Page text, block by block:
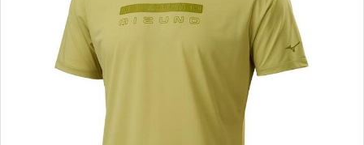
【Kappa】專區
【IDIEN】專區
【ASICS、adidas】男服飾
【ASICS、adidas】女服飾